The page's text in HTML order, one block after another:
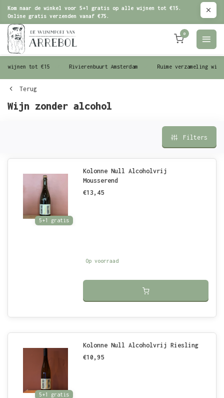
Kom naar de winkel voor 5+1 gratis op alle wijnen tot €15.
Online gratis verzenden vanaf €75.
0
wijnen tot €15 Rivierenbuurt Amsterdam Ruime verzameling
Terug
Wijn zonder alcohol
Filters
5+1 gratis
Kolonne Null Alcoholvrij
Mousserend
€13,45
Op voorraad
5+1 gratis
Kolonne Null Alcoholvrij Riesling
€10,95